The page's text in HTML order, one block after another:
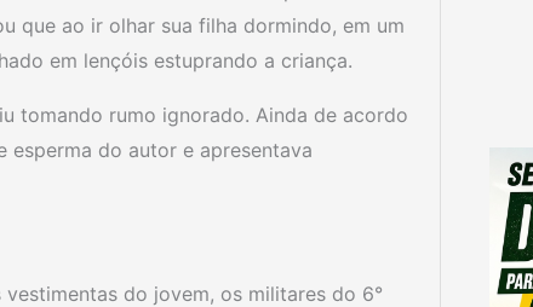
que ao ir olhar sua filha dormindo, em um
em lençóis estuprando a criança.
tomando rumo ignorado. Ainda de acordo
esperma do autor e apresentava
do jovem, os militares do 6°